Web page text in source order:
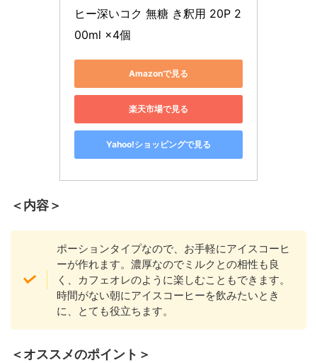
ヒー深いコク 無糖 き釈用 20P 2
00ml ×4個
Amazonで見る
楽天市場で見る
Yahoo!ショッピングで見る
＜内容＞
ポーションタイプなので、お手軽にアイスコーヒ
ーが作れます。濃厚なのでミルクとの相性も良
く、カフェオレのように楽しむこともできます。
時間がない朝にアイスコーヒーを飲みたいとき
に、とても役立ちます。
＜オススメのポイント＞